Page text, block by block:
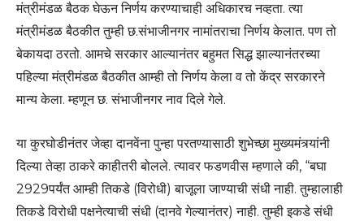
मंत्रीमंडळ बैठक घेऊन निर्णय करण्याचाही अधिकारच नव्हता. त्या
मंत्रीमंडळ बैठकीत तुम्ही छ.संभाजीनगर नामांतराचा निर्णय केलात. पण तो
बेकायदा ठरतो. आमचे सरकार आल्यानंतर बहुमत सिद्ध झाल्यानंतरच्या
पहिल्या मंत्रीमंडळ बैठकीत आम्ही तो निर्णय केला व तो केंद्र सरकारने
मान्य केला. म्हणून छ. संभाजीनगर नाव दिले गेले.
या कुरघोडीनंतर जेव्हा दानवेंना पुन्हा परतण्यासाठी शुभेच्छा मुख्यमंत्र्यांनी
दिल्या तेव्हा ठाकरे काहीतरी बोलले. त्यावर फडणवीस म्हणाले की, “बघा
2929पर्यंत आम्ही तिकडे (विरोधी) बाजूला जाण्याची संधी नाही. तुम्हालाही
तिकडे विरोधी पक्षनेत्याची संधी (दानवे गेल्यानंतर) नाही. तुम्ही इकडे संधी